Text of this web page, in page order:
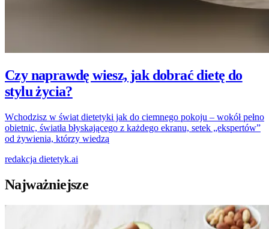
Czy naprawdę wiesz, jak dobrać dietę do
stylu życia?
Wchodzisz w świat dietetyki jak do ciemnego pokoju – wokół pełno
obietnic, światła błyskającego z każdego ekranu, setek „ekspertów”
od żywienia, którzy wiedzą
redakcja dietetyk.ai
Najważniejsze